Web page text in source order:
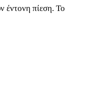
έντονη πίεση. Το